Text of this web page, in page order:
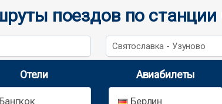
поездов по станции
Святославка - Узуново
Отели
Бангкок
Авиабилеты
Берлин